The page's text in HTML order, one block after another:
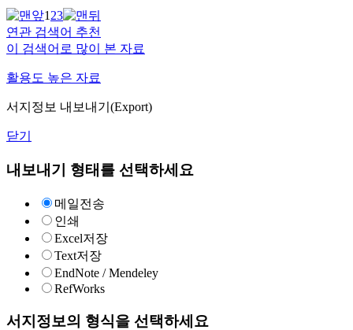
123
연관 검색어 추천
이 검색어로 많이 본 자료
활용도 높은 자료
서지정보 내보내기(Export)
닫기
내보내기 형태를 선택하세요
메일전송
인쇄
Excel저장
Text저장
EndNote / Mendeley
RefWorks
서지정보의 형식을 선택하세요